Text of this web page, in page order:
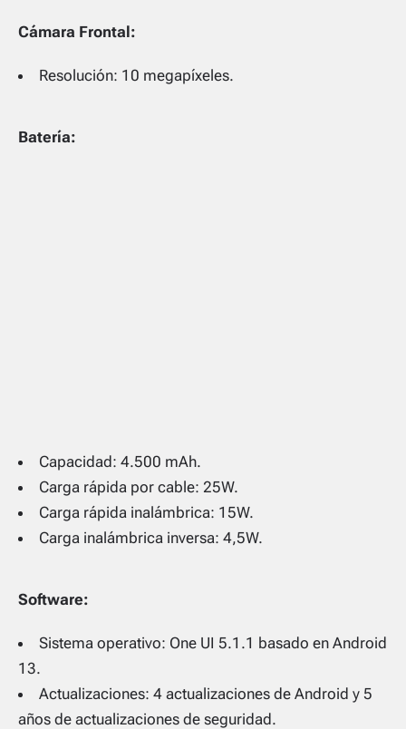
Cámara Frontal:
Resolución: 10 megapíxeles.
Batería:
Capacidad: 4.500 mAh.
Carga rápida por cable: 25W.
Carga rápida inalámbrica: 15W.
Carga inalámbrica inversa: 4,5W.
Software:
Sistema operativo: One UI 5.1.1 basado en Android
13.
Actualizaciones: 4 actualizaciones de Android y 5
años de actualizaciones de seguridad.